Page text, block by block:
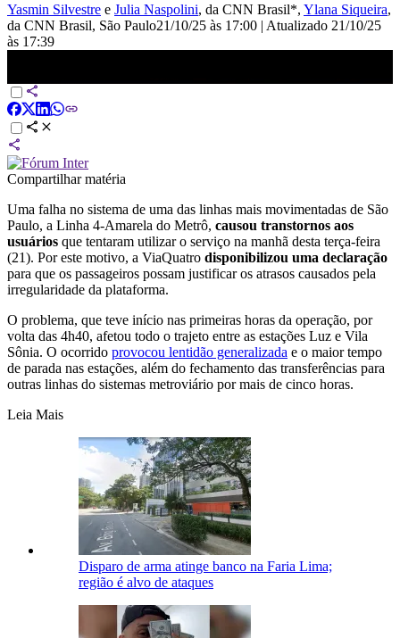
Yasmin Silvestre e Julia Naspolini, da CNN Brasil*, Ylana Siqueira,
da CNN Brasil, São Paulo21/10/25 às 17:00 | Atualizado 21/10/25
às 17:39
Compartilhar matéria
Uma falha no sistema de uma das linhas mais movimentadas de São
Paulo, a Linha 4-Amarela do Metrô, causou transtornos aos
usuários que tentaram utilizar o serviço na manhã desta terça-feira
(21). Por este motivo, a ViaQuatro disponibilizou uma declaração
para que os passageiros possam justificar os atrasos causados pela
irregularidade da plataforma.
O problema, que teve início nas primeiras horas da operação, por
volta das 4h40, afetou todo o trajeto entre as estações Luz e Vila
Sônia. O ocorrido provocou lentidão generalizada e o maior tempo
de parada nas estações, além do fechamento das transferências para
outras linhas do sistemas metroviário por mais de cinco horas.
Leia Mais
Disparo de arma atinge banco na Faria Lima;
região é alvo de ataques